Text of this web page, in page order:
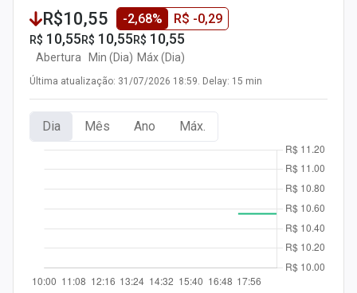
Últimas Notícias
Newsletters
Cotações
Comprar ou vender?
Carteiras Recomendadas
Central dos IPOs
R$10,55 -2,68% R$ -0,29
R$ 10,55
Abertura
R$ 10,55
Min (Dia)
R$ 10,55
Máx (Dia)
Última atualização: 31/07/2026 18:59. Delay: 15 min
Dia Mês Ano Máx.